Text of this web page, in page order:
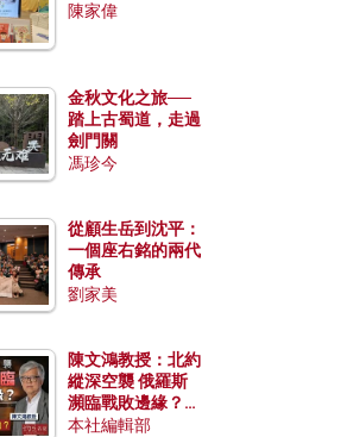
陳家偉
金秋文化之旅──
踏上古蜀道，走過
劍門關
馮珍今
從顧生岳到沈平：
一個座右銘的兩代
傳承
劉家美
陳文鴻教授：北約
縱深空襲 俄羅斯
瀕臨戰敗邊緣？中
國零部件能左右戰
本社編輯部